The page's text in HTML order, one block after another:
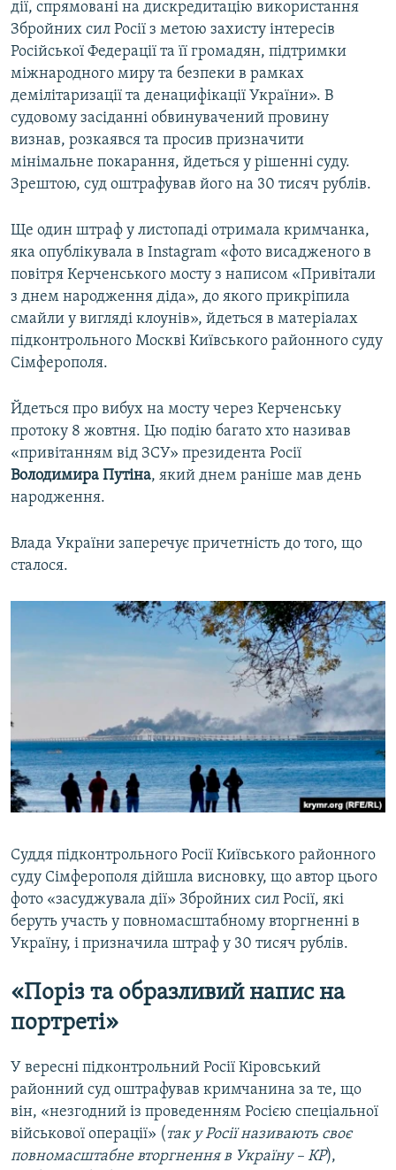
дії, спрямовані на дискредитацію використання
Збройних сил Росії з метою захисту інтересів
Російської Федерації та її громадян, підтримки
міжнародного миру та безпеки в рамках
демілітаризації та денацифікації України». В
судовому засіданні обвинувачений провину
визнав, розкаявся та просив призначити
мінімальне покарання, йдеться у рішенні суду.
Зрештою, суд оштрафував його на 30 тисяч рублів.
Ще один штраф у листопаді отримала кримчанка,
яка опублікувала в Instagram «фото висадженого в
повітря Керченського мосту з написом «Привітали
з днем народження діда», до якого прикріпила
смайли у вигляді клоунів», йдеться в матеріалах
підконтрольного Москві Київського районного суду
Сімферополя.
Йдеться про вибух на мосту через Керченську
протоку 8 жовтня. Цю подію багато хто називав
«привітанням від ЗСУ» президента Росії
Володимира Путіна, який днем раніше мав день
народження.
Влада України заперечує причетність до того, що
сталося.
Суддя підконтрольного Росії Київського районного
суду Сімферополя дійшла висновку, що автор цього
фото «засуджувала дії» Збройних сил Росії, які
беруть участь у повномасштабному вторгненні в
Україну, і призначила штраф у 30 тисяч рублів.
«Поріз та образливий напис на
портреті»
У вересні підконтрольний Росії Кіровський
районний суд оштрафував кримчанина за те, що
він, «незгодний із проведенням Росією спеціальної
військової операції» ( так у Росії називають своє
повномасштабне вторгнення в Україну – КР),